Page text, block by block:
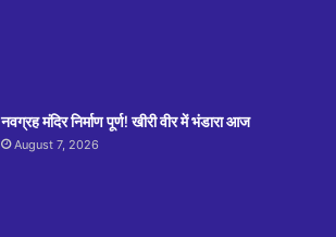
नवग्रह मंदिर निर्माण पूर्ण! खीरी वीर में भंडारा आज
August 7, 2026